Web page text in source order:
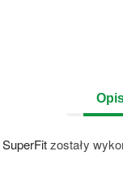
SuperFitzostały